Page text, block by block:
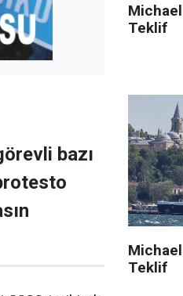
bazı
Michael
Teklif
Michael
Teklif